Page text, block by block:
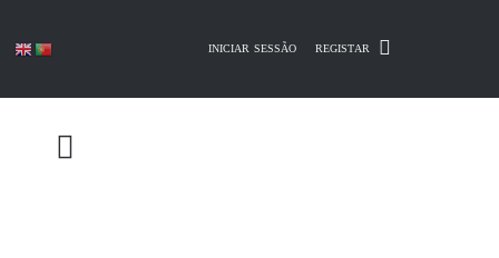
INICIAR SESSÃO REGISTAR